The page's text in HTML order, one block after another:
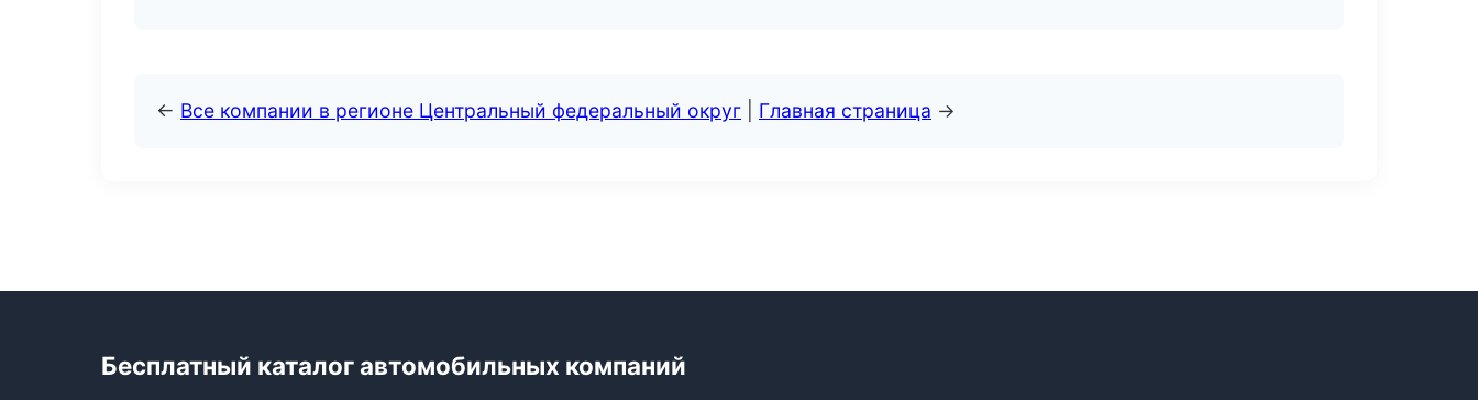
← Все компании в регионе Центральный федеральный округ Главная страница →
Бесплатный каталог автомобильных компаний